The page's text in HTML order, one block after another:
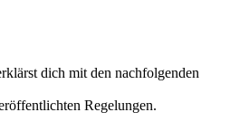
dich mit den nachfolgenden
Regelungen.